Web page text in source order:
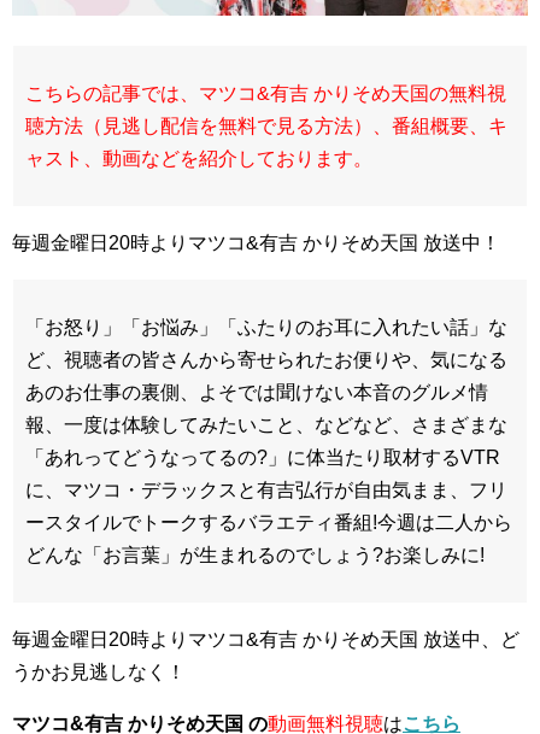
こちらの記事では、マツコ&有吉 かりそめ天国の無料視
聴方法（見逃し配信を無料で見る方法）、番組概要、キ
ャスト、動画などを紹介しております。
毎週金曜日20時よりマツコ&有吉 かりそめ天国 放送中！
「お怒り」「お悩み」「ふたりのお耳に入れたい話」な
ど、視聴者の皆さんから寄せられたお便りや、気になる
あのお仕事の裏側、よそでは聞けない本音のグルメ情
報、一度は体験してみたいこと、などなど、さまざまな
「あれってどうなってるの?」に体当たり取材するVTR
に、マツコ・デラックスと有吉弘行が自由気まま、フリ
ースタイルでトークするバラエティ番組!今週は二人から
どんな「お言葉」が生まれるのでしょう?お楽しみに!
毎週金曜日20時よりマツコ&有吉 かりそめ天国 放送中、ど
うかお見逃しなく！
マツコ&有吉 かりそめ天国 の動画無料視聴はこちら